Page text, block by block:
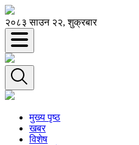
२०८३ साउन २२, शुक्रबार
मुख्य पृष्ठ
खबर
विशेष